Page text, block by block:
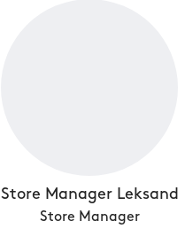
Store Manager Leksand
Store Manager